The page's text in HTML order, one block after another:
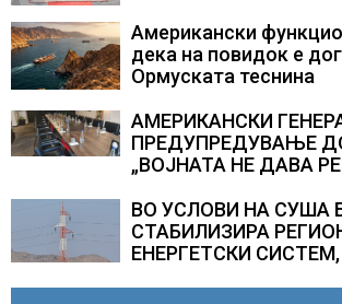
загинувањето на
прилепски бранители
Американски
дека на повидок е
Ормуската теснина
АМЕРИКАНСКИ
ПРЕДУПРЕДУВАЊЕ
„ВОЈНАТА НЕ ДАВА
ВО УСЛОВИ НА СУША
СТАБИЛИЗИРА
ЕНЕРГЕТСКИ СИСТЕМ,